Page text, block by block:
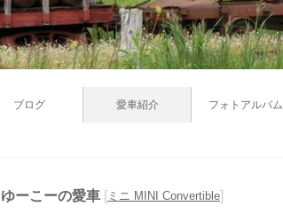
ブログ 愛車紹介 フォトアルバム
ゆーこーの愛車 [ ミニ MINI Convertible]